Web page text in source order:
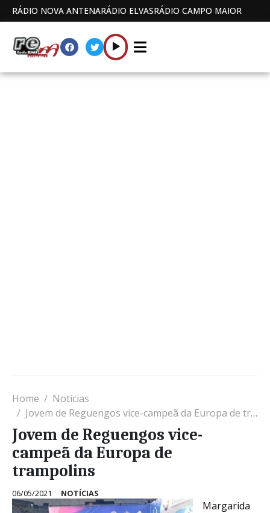
RÁDIO NOVA ANTENARÁDIO ELVASRÁDIO CAMPO MAIOR
Home
Notícias
Jovem de Reguengos vice-campeã da Europa de trampolins
Jovem de Reguengos vice-
campeã da Europa de
trampolins
06/05/2021 NOTÍCIAS
Margarida